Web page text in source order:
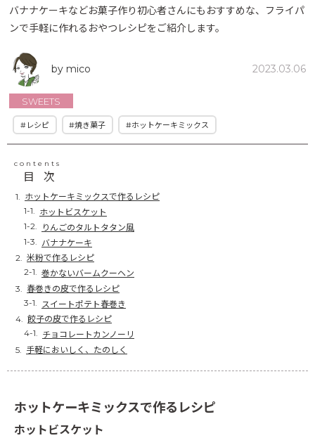
バナナケーキなどお菓子作り初心者さんにもおすすめな、フライパ
ンで手軽に作れるおやつレシピをご紹介します。
by mico 2023.03.06
SWEETS
#レシピ #焼き菓子 #ホットケーキミックス
contents
目次
ホットケーキミックスで作るレシピ
ホットビスケット
りんごのタルトタタン風
バナナケーキ
米粉で作るレシピ
巻かないバームクーヘン
春巻きの皮で作るレシピ
スイートポテト春巻き
餃子の皮で作るレシピ
チョコレートカンノーリ
手軽においしく、たのしく
ホットケーキミックスで作るレシピ
ホットビスケット